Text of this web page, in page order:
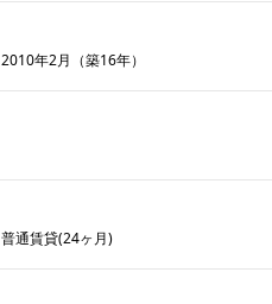
2010年2月（築16年）
普通賃貸(24ヶ月)